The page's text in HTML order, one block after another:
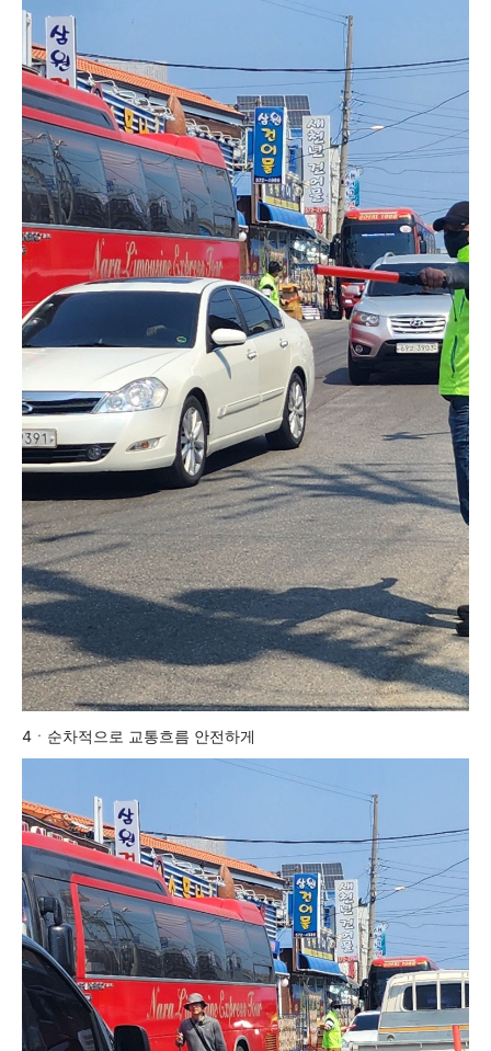
4ㆍ순차적으로 교통흐름 안전하게